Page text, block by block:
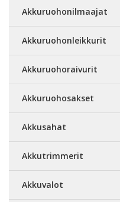
Akkuruohonilmaajat
Akkuruohonleikkurit
Akkuruohoraivurit
Akkuruohosakset
Akkusahat
Akkutrimmerit
Akkuvalot